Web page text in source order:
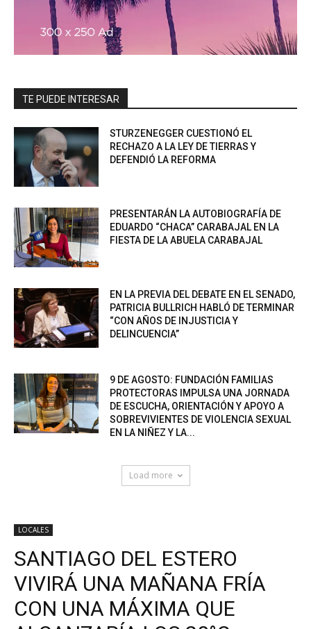
TE PUEDE INTERESAR
STURZENEGGER CUESTIONÓ EL
RECHAZO A LA LEY DE TIERRAS Y
DEFENDIÓ LA REFORMA
PRESENTARÁN LA AUTOBIOGRAFÍA DE
EDUARDO “CHACA” CARABAJAL EN LA
FIESTA DE LA ABUELA CARABAJAL
EN LA PREVIA DEL DEBATE EN EL SENADO,
PATRICIA BULLRICH HABLÓ DE TERMINAR
“CON AÑOS DE INJUSTICIA Y
DELINCUENCIA”
9 DE AGOSTO: FUNDACIÓN FAMILIAS
PROTECTORAS IMPULSA UNA JORNADA
DE ESCUCHA, ORIENTACIÓN Y APOYO A
SOBREVIVIENTES DE VIOLENCIA SEXUAL
EN LA NIÑEZ Y LA...
Load more